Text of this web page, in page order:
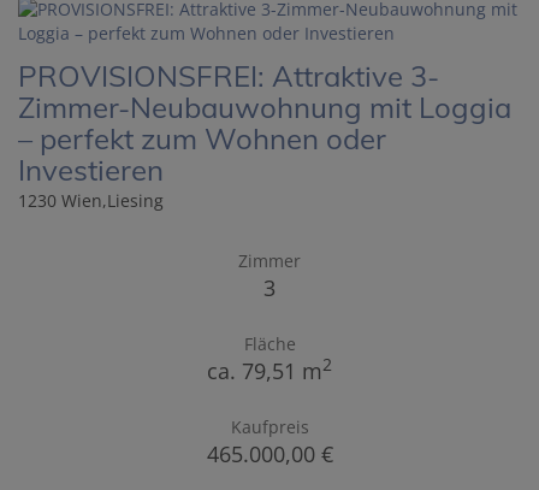
PROVISIONSFREI: Attraktive 3-
Zimmer-Neubauwohnung mit Loggia
– perfekt zum Wohnen oder
Investieren
1230 Wien,Liesing
Zimmer
3
Fläche
ca. 79,51 m2
Kaufpreis
465.000,00 €